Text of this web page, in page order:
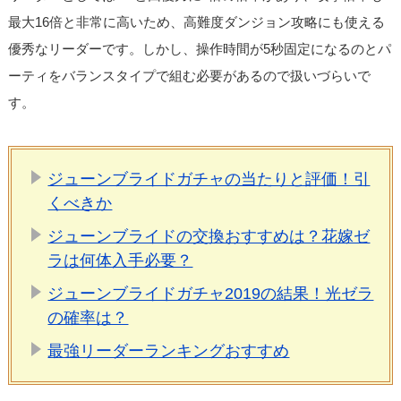
最大16倍と非常に高いため、高難度ダンジョン攻略にも使える
優秀なリーダーです。しかし、操作時間が5秒固定になるのとパ
ーティをバランスタイプで組む必要があるので扱いづらいで
す。
ジューンブライドガチャの当たりと評価！引
くべきか
ジューンブライドの交換おすすめは？花嫁ゼ
ラは何体入手必要？
ジューンブライドガチャ2019の結果！光ゼラ
の確率は？
最強リーダーランキングおすすめ